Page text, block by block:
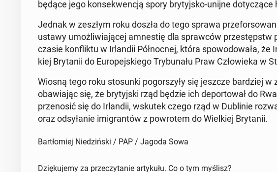
będące jego kon­se­kwen­cją spory bry­tyj­sko-unijne do­ty­czą­ce
Jednak w zeszłym roku doszła do tego sprawa
ustawy umoż­li­wia­ją­cej amne­stię dla spraw­ców prze­stępstw
czasie kon­flik­tu w Ir­lan­dii Pół­noc­nej, która spo­wo­do­wa­ła,
kiej Bry­ta­nii do Eu­ro­pej­skie­go Try­bu­na­łu Praw Czło­wie­ka w
Wiosną tego roku sto­sun­ki po­gor­szy­ły się jeszcze bar­dziej
oba­wia­jąc się, że bry­tyj­ski rząd będzie ich de­por­to­wał do
prze­no­sić się do Ir­lan­dii, wskutek czego rząd w Du­bli­nie
oraz od­sy­ła­nie imi­gran­tów z po­wro­tem do Wiel­kiej Bry­ta­nii.
Bartłomiej Niedziński / PAP / Jagoda Sowa
Dziękujemy za przeczytanie artykułu. Co o tym myślisz?